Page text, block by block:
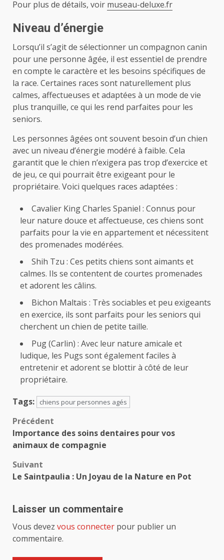
Pour plus de détails, voir museau-deluxe.fr
Niveau d’énergie
Lorsqu’il s’agit de sélectionner un compagnon canin
pour une personne âgée, il est essentiel de prendre
en compte le caractère et les besoins spécifiques de
la race. Certaines races sont naturellement plus
calmes, affectueuses et adaptées à un mode de vie
plus tranquille, ce qui les rend parfaites pour les
seniors.
Les personnes âgées ont souvent besoin d’un chien
avec un niveau d’énergie modéré à faible. Cela
garantit que le chien n’exigera pas trop d’exercice et
de jeu, ce qui pourrait être exigeant pour le
propriétaire. Voici quelques races adaptées :
Cavalier King Charles Spaniel : Connus pour
leur nature douce et affectueuse, ces chiens sont
parfaits pour la vie en appartement et nécessitent
des promenades modérées.
Shih Tzu : Ces petits chiens sont aimants et
calmes. Ils se contentent de courtes promenades
et adorent les câlins.
Bichon Maltais : Très sociables et peu exigeants
en exercice, ils sont parfaits pour les seniors qui
cherchent un chien de petite taille.
Pug (Carlin) : Avec leur nature amicale et
ludique, les Pugs sont également faciles à
entretenir et adorent se blottir à côté de leur
propriétaire.
Tags:
chiens pour personnes agés
Navigation
d’article
Précédent
Importance des soins dentaires pour vos
animaux de compagnie
Suivant
Le Saintpaulia : Un Joyau de la Nature en Pot
Laisser un commentaire
Vous devez vous connecter pour publier un
commentaire.